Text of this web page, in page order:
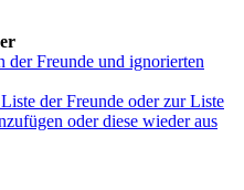
der Freunde und ignorierten
der Freunde oder zur Liste
oder diese wieder aus